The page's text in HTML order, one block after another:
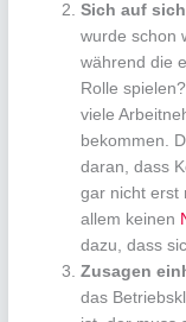
Sich auf
wurde schon
während die
Rolle
viele
bekommen.
daran, dass
gar nicht erst
allem keinen
dazu, dass
Zusagen
das